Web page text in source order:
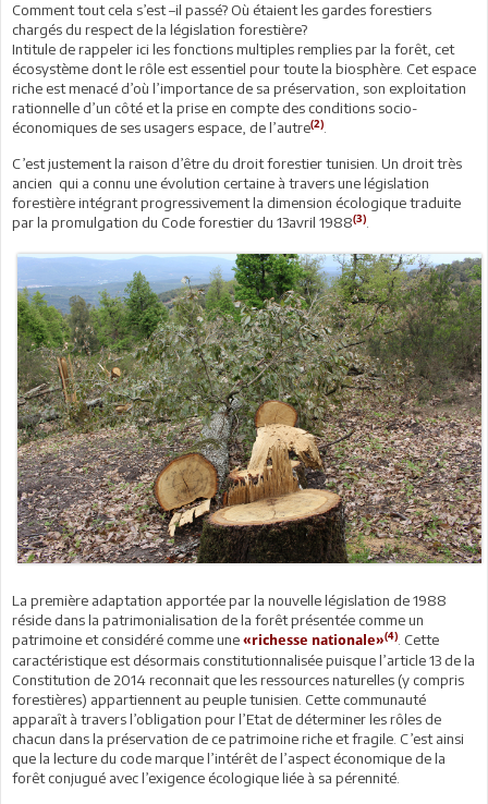
Comment tout cela s’est –il passé? Où étaient les gardes forestiers
chargés du respect de la législation forestière?
Intitule de rappeler ici les fonctions multiples remplies par la forêt, cet
écosystème dont le rôle est essentiel pour toute la biosphère. Cet espace
riche est menacé d’où l’importance de sa préservation, son exploitation
rationnelle d’un côté et la prise en compte des conditions socio-
économiques de ses usagers espace, de l’autre(2)
C’est justement la raison d’être du droit forestier tunisien. Un droit très
ancien qui a connu une évolution certaine à travers une législation
forestière intégrant progressivement la dimension écologique traduite
par la promulgation du Code forestier du 13avril 1988(3)
La première adaptation apportée par la nouvelle législation de 1988
réside dans la patrimonialisation de la forêt présentée comme un
patrimoine et considéré comme une «richesse nationale»(4). Cette
caractéristique est désormais constitutionnalisée puisque l’article 13 de la
Constitution de 2014 reconnait que les ressources naturelles (y compris
forestières) appartiennent au peuple tunisien. Cette communauté
apparaît à travers l’obligation pour l’Etat de déterminer les rôles de
chacun dans la préservation de ce patrimoine riche et fragile. C’est ainsi
que la lecture du code marque l’intérêt de l’aspect économique de la
forêt conjugué avec l’exigence écologique liée à sa pérennité.